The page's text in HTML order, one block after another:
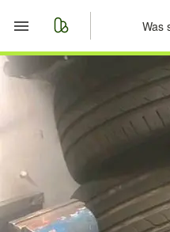
Start
Merkliste
Nachrichten
Anzeige aufgeben